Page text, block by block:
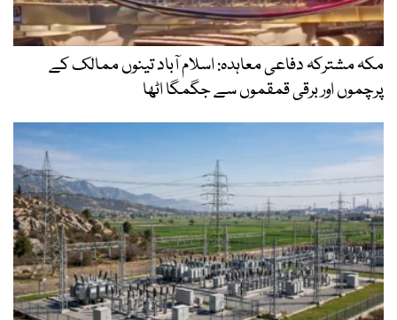
مکہ مشترکہ دفاعی معاہدہ: اسلام آباد تینوں ممالک کے
پرچموں اور برقی قمقموں سے جگمگا اٹھا